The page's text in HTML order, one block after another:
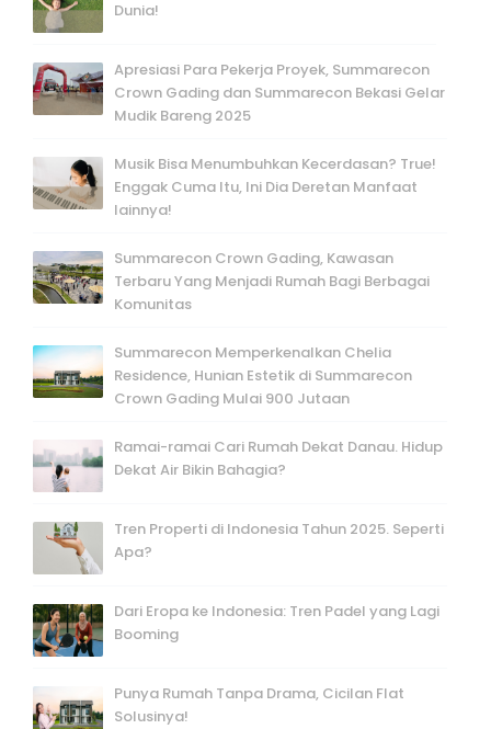
Dunia!
Apresiasi Para Pekerja Proyek, Summarecon
Crown Gading dan Summarecon Bekasi Gelar
Mudik Bareng 2025
Musik Bisa Menumbuhkan Kecerdasan? True!
Enggak Cuma Itu, Ini Dia Deretan Manfaat
lainnya!
Summarecon Crown Gading, Kawasan
Terbaru Yang Menjadi Rumah Bagi Berbagai
Komunitas
Summarecon Memperkenalkan Chelia
Residence, Hunian Estetik di Summarecon
Crown Gading Mulai 900 Jutaan
Ramai-ramai Cari Rumah Dekat Danau. Hidup
Dekat Air Bikin Bahagia?
Tren Properti di Indonesia Tahun 2025. Seperti
Apa?
Dari Eropa ke Indonesia: Tren Padel yang Lagi
Booming
Punya Rumah Tanpa Drama, Cicilan Flat
Solusinya!